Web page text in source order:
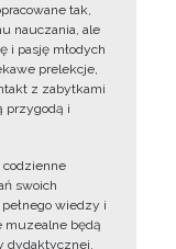
tak,
nauczania, ale
i pasję młodych
prelekcje,
z zabytkami
przygodą i
swoich
wiedzy i
muzealne będą
dydaktycznej.